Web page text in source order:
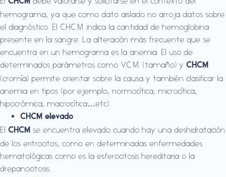
hemograma, ya que como dato aislado no arroja datos sobre
el diagnóstico. El CHCM indica la cantidad de hemoglobina
presente en la sangre. La alteración más frecuente que se
encuentra en un hemograma es la anemia. El uso de
determinados parámetros como VCM (tamaño) y CHCM
(cromía) permite orientar sobre la causa y también clasificar la
anemia en tipos (por ejemplo, normocítica, microcítica,
hipocrómica, macrocítica…etc).
CHCM elevado
El CHCM se encuentra elevado cuando hay una deshidratación
de los eritrocitos, como en determinadas enfermedades
hematológicas como es la esferocitosis hereditaria o la
drepanocitosis.